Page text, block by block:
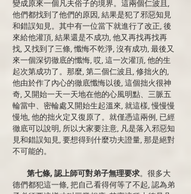
變成原來一個凡夫俗子的境界。這兩個仁波且,
他們都找到了他們的原因, 結果是犯了邪惡知見
和錯誤知見。其中有一位當下就進行了改正, 後
來給他灌頂, 結果還是不成功, 他又再找再找再
找, 又找到了三條, 懺悔不乾淨, 沒有成功, 最後又
來一個深切徹底的懺悔, 哎, 這一次灌頂, 他的生
起次第成功了。那麼, 第二個仁波且, 修拙火的,
他由於作了內心的徹底懺悔以後, 這個拙火很神
奇, 又開始一天一天地在他的心風明點、三脈五
輪當中、密輪處又開始生起溫來, 就這樣, 慢慢慢
慢地, 他的拙火定又復原了。就僅憑這兩例, 已經
徹底可以說明, 所以大家要注意, 凡是落入邪惡知
見和錯誤知見, 要想得到什麼功夫證量, 那是絕對
不可能的。
第七條, 認上師可對弟子無理要求。很多大
德們都犯這一條, 把自己看得何等了不起, 認為弟